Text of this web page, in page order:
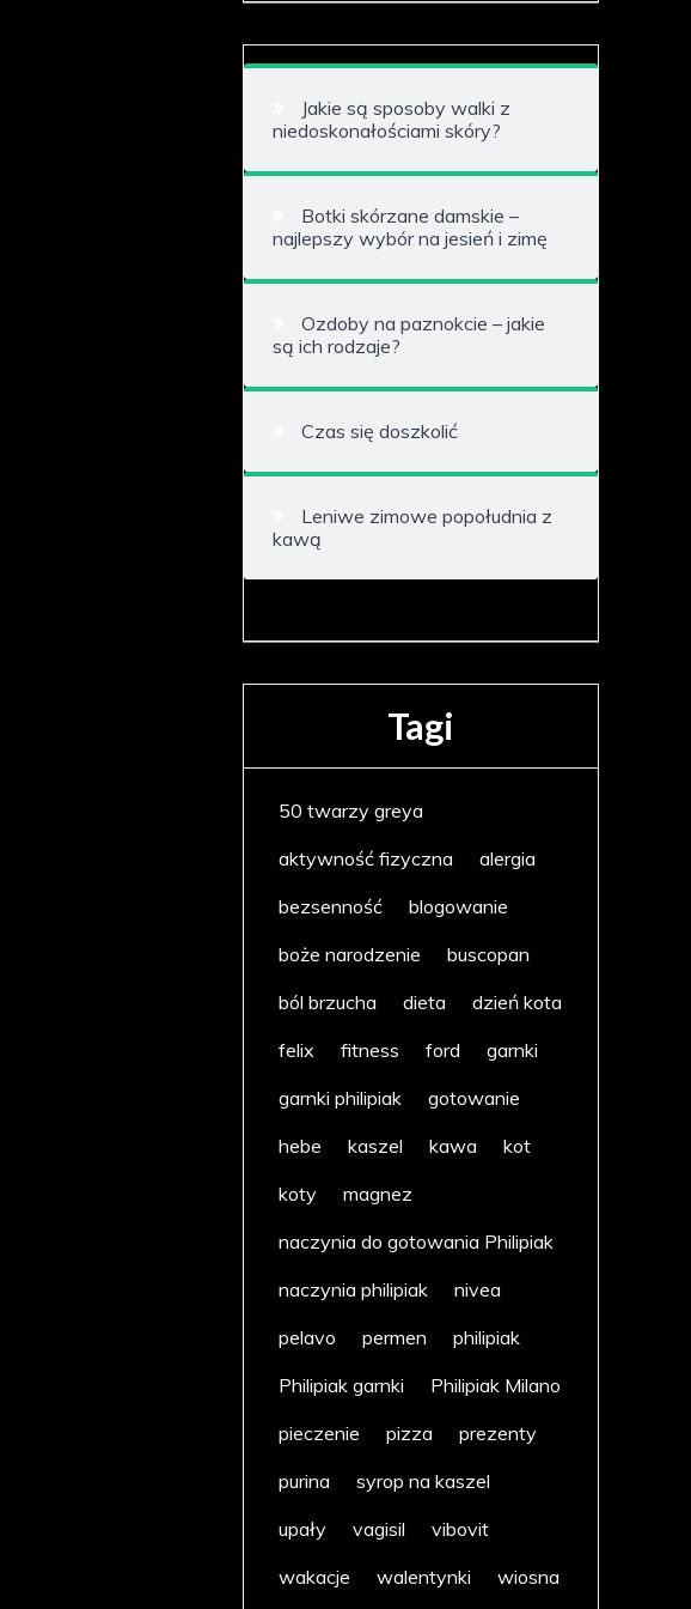
Jakie są sposoby walki z
niedoskonałościami skóry?
Botki skórzane damskie –
najlepszy wybór na jesień i zimę
Ozdoby na paznokcie – jakie
są ich rodzaje?
Czas się doszkolić
Leniwe zimowe popołudnia z
kawą
Tagi
50 twarzy greya
aktywność fizyczna
alergia
bezsenność
blogowanie
boże narodzenie
buscopan
ból brzucha
dieta
dzień kota
felix
fitness ford
garnki
garnki philipiak
gotowanie
hebe
kaszel kawa
kot
koty
magnez
naczynia do gotowania Philipiak
naczynia philipiak
nivea
pelavo
permen
philipiak
Philipiak garnki
Philipiak Milano
pieczenie
pizza
prezenty
purina
syrop na kaszel
upały
vagisil
vibovit
wakacje
walentynki wiosna